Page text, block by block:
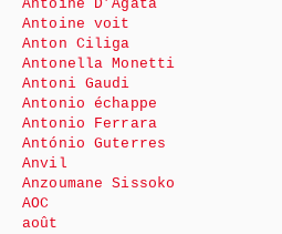
Antoine D’Agata
Antoine voit
Anton Ciliga
Antonella Monetti
Antoni Gaudi
Antonio échappe
Antonio Ferrara
António Guterres
Anvil
Anzoumane Sissoko
AOC
août